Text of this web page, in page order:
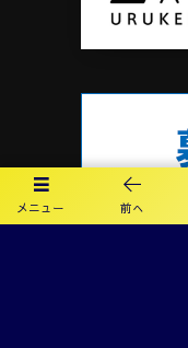
メニュー 前へ